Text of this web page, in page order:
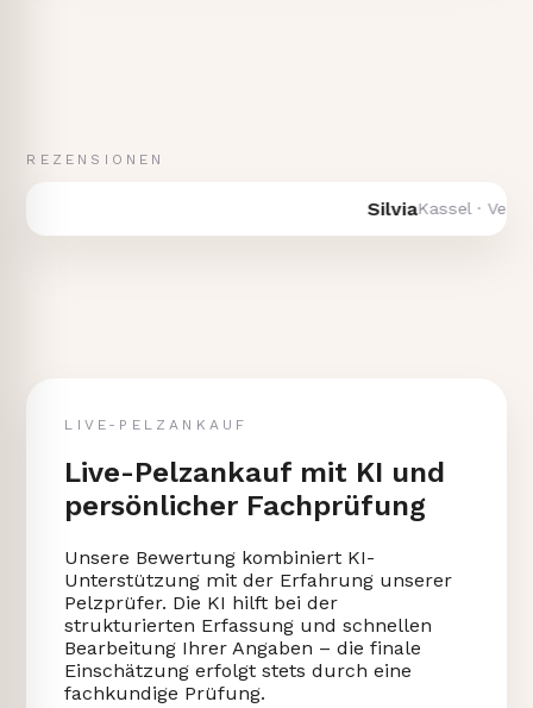
REZENSIONEN
SilviaKassel · Verkauf
LIVE-PELZANKAUF
Live-Pelzankauf mit KI und
persönlicher Fachprüfung
Unsere Bewertung kombiniert KI-
Unterstützung mit der Erfahrung unserer
Pelzprüfer. Die KI hilft bei der
strukturierten Erfassung und schnellen
Bearbeitung Ihrer Angaben – die finale
Einschätzung erfolgt stets durch eine
fachkundige Prüfung.